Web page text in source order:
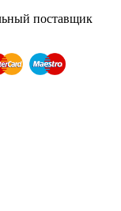
поставщик